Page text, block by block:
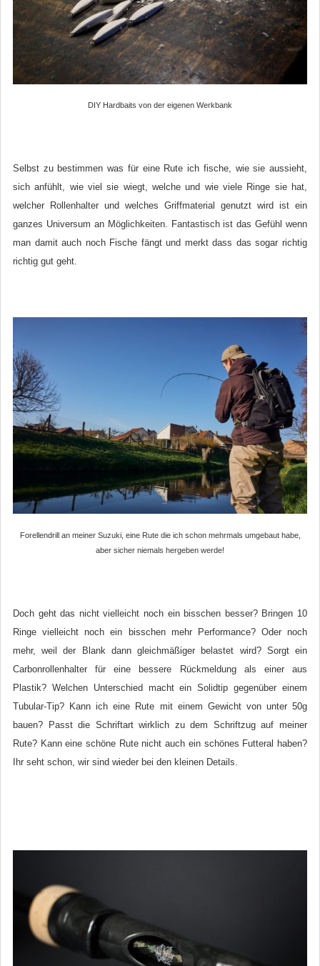
DIY Hardbaits von der eigenen Werkbank
Selbst zu bestimmen was für eine Rute ich fische, wie sie aussieht,
sich anfühlt, wie viel sie wiegt, welche und wie viele Ringe sie hat,
welcher Rollenhalter und welches Griffmaterial genutzt wird ist ein
ganzes Universum an Möglichkeiten. Fantastisch ist das Gefühl wenn
man damit auch noch Fische fängt und merkt dass das sogar richtig
richtig gut geht.
Forellendrill an meiner Suzuki, eine Rute die ich schon mehrmals umgebaut habe,
aber sicher niemals hergeben werde!
Doch geht das nicht vielleicht noch ein bisschen besser? Bringen 10
Ringe vielleicht noch ein bisschen mehr Performance? Oder noch
mehr, weil der Blank dann gleichmäßiger belastet wird? Sorgt ein
Carbonrollenhalter für eine bessere Rückmeldung als einer aus
Plastik? Welchen Unterschied macht ein Solidtip gegenüber einem
Tubular-Tip? Kann ich eine Rute mit einem Gewicht von unter 50g
bauen? Passt die Schriftart wirklich zu dem Schriftzug auf meiner
Rute? Kann eine schöne Rute nicht auch ein schönes Futteral haben?
Ihr seht schon, wir sind wieder bei den kleinen Details.